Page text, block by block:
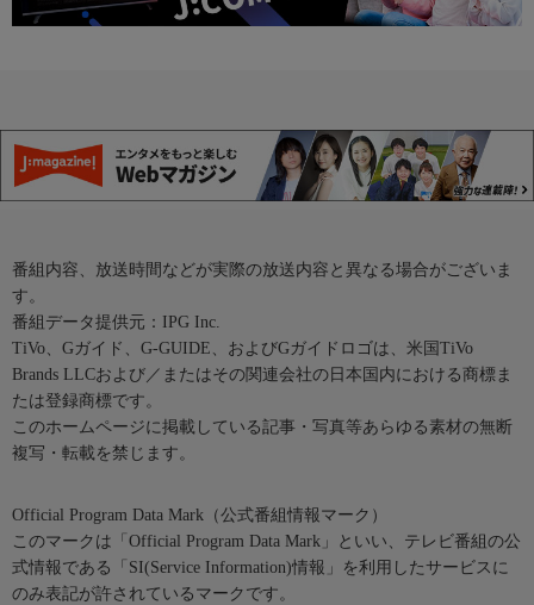
番組内容、放送時間などが実際の放送内容と異なる場合がございま
す。
番組データ提供元：IPG Inc.
TiVo、Gガイド、G-GUIDE、およびGガイドロゴは、米国TiVo
Brands LLCおよび／またはその関連会社の日本国内における商標ま
たは登録商標です。
このホームページに掲載している記事・写真等あらゆる素材の無断
複写・転載を禁じます。
Official Program Data Mark（公式番組情報マーク）
このマークは「Official Program Data Mark」といい、テレビ番組の公
式情報である「SI(Service Information)情報」を利用したサービスに
のみ表記が許されているマークです。